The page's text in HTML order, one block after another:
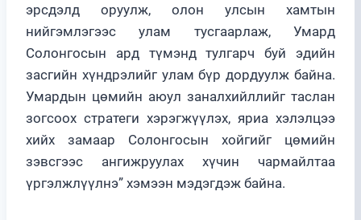
эрсдэлд оруулж, олон улсын хамтын
нийгэмлэгээс улам тусгаарлаж, Умард
Солонгосын ард түмэнд тулгарч буй эдийн
засгийн хүндрэлийг улам бүр дордуулж байна.
Умардын цөмийн аюул заналхийллийг таслан
зогсоох стратеги хэрэгжүүлэх, яриа хэлэлцээ
хийх замаар Солонгосын хойгийг цөмийн
зэвсгээс ангижруулах хүчин чармайлтаа
үргэлжлүүлнэ” хэмээн мэдэгдэж байна.